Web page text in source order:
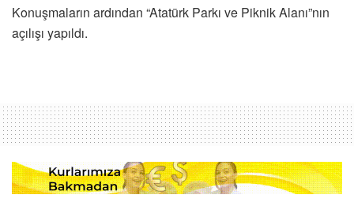
Konuşmaların ardından “Atatürk Parkı ve Piknik Alanı”nın
açılışı yapıldı.